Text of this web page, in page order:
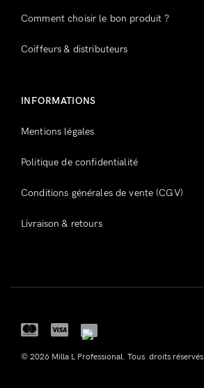
Comment choisir le bon produit ?
Coiffeurs & distributeurs
INFORMATIONS
Mentions légales
Politique de confidentialité
Conditions générales de vente (CGV)
Livraison & retours
© 2026 Milla L Professional. Tous droits réservés